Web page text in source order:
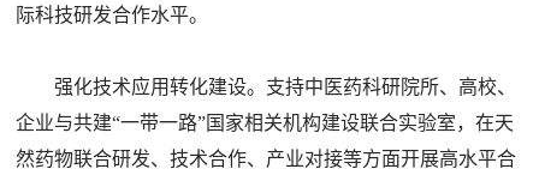
际科技研发合作水平。
强化技术应用转化建设。支持中医药科研院所、高校、
企业与共建“一带一路”国家相关机构建设联合实验室，在天
然药物联合研发、技术合作、产业对接等方面开展高水平合